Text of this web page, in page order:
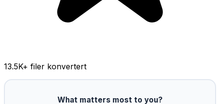
13.5K+ filer konvertert
What matters most to you?